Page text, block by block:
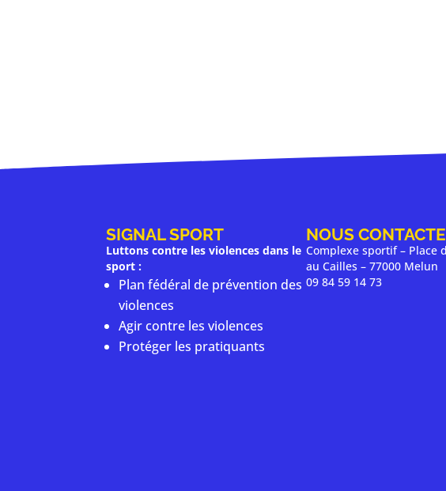
SIGNAL SPORT
Luttons contre les violences dans le
sport :
Plan fédéral de prévention des
violences
Agir contre les violences
Protéger les pratiquants
NOUS
Complexe sportif – Place
au Cailles – 77000 Melun
09 84 59 14 73